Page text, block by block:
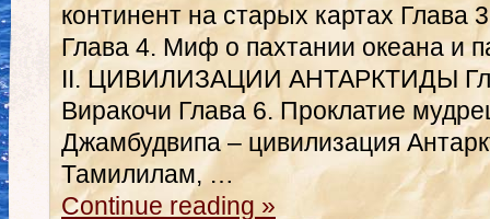
континент на старых картах Глава
Глава 4. Миф о пахтании океана и
ІІ. ЦИВИЛИЗАЦИИ АНТАРКТИДЫ
Виракочи Глава 6. Проклатие
Джамбудвипа – цивилизация
Тамилилам, …
Continue reading »